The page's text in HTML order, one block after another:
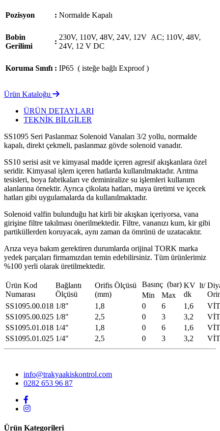
Pozisyon : Normalde Kapalı
Bobin
Gerilimi
:
230V, 110V, 48V, 24V, 12V AC; 110V, 48V,
24V, 12 V DC
Koruma Sınıfı : IP65 ( isteğe bağlı Exproof )
Ürün Kataloğu
ÜRÜN DETAYLARI
TEKNİK BİLGİLER
SS1095 Seri Paslanmaz Solenoid Vanaları 3/2 yollu, normalde
kapalı, direkt çekmeli, paslanmaz gövde solenoid vanadır.
SS10 serisi asit ve kimyasal madde içeren agresif akışkanlara özel
seridir. Kimyasal işlem içeren hatlarda kullanılmaktadır. Arıtma
tesisleri, boya fabrikaları ve deminiralize su işlemleri kullanım
alanlarına örnektir. Ayrıca çikolata hatları, maya üretimi ve içecek
hatları gibi uygulamalarda da kullanılmaktadır.
Solenoid valfin bulunduğu hat kirli bir akışkan içeriyorsa, vana
girişine filtre takılması önerilmektedir. Filtre, vananızı kum, kir gibi
partiküllerden koruyacak, aynı zaman da ömrünü de uzatacaktır.
Arıza veya bakım gerektiren durumlarda orijinal TORK marka
yedek parçaları firmamızdan temin edebilirsiniz. Tüm ürünlerimiz
%100 yerli olarak üretilmektedir.
Ürün Kod
Numarası
Bağlantı
Ölçüsü
Orifis Ölçüsü
(mm)
Basınç (bar) KV lt/
dk
Min
Max
SS1095.00.018 1/8″ 1,8 0 6 1,6
SS1095.00.025 1/8″ 2,5 0 3 3,2
SS1095.01.018 1/4″ 1,8 0 6 1,6
SS1095.01.025 1/4″ 2,5 0 3 3,2
info@trakyaakiskontrol.com
0282 653 96 87
Ürün Kategorileri